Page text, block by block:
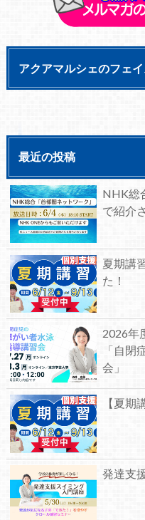
アクアマルシェのフェ
最近の投稿
NHK総
で紹介
夏期講
た！
2026年
「自
会」
【夏期
発達支